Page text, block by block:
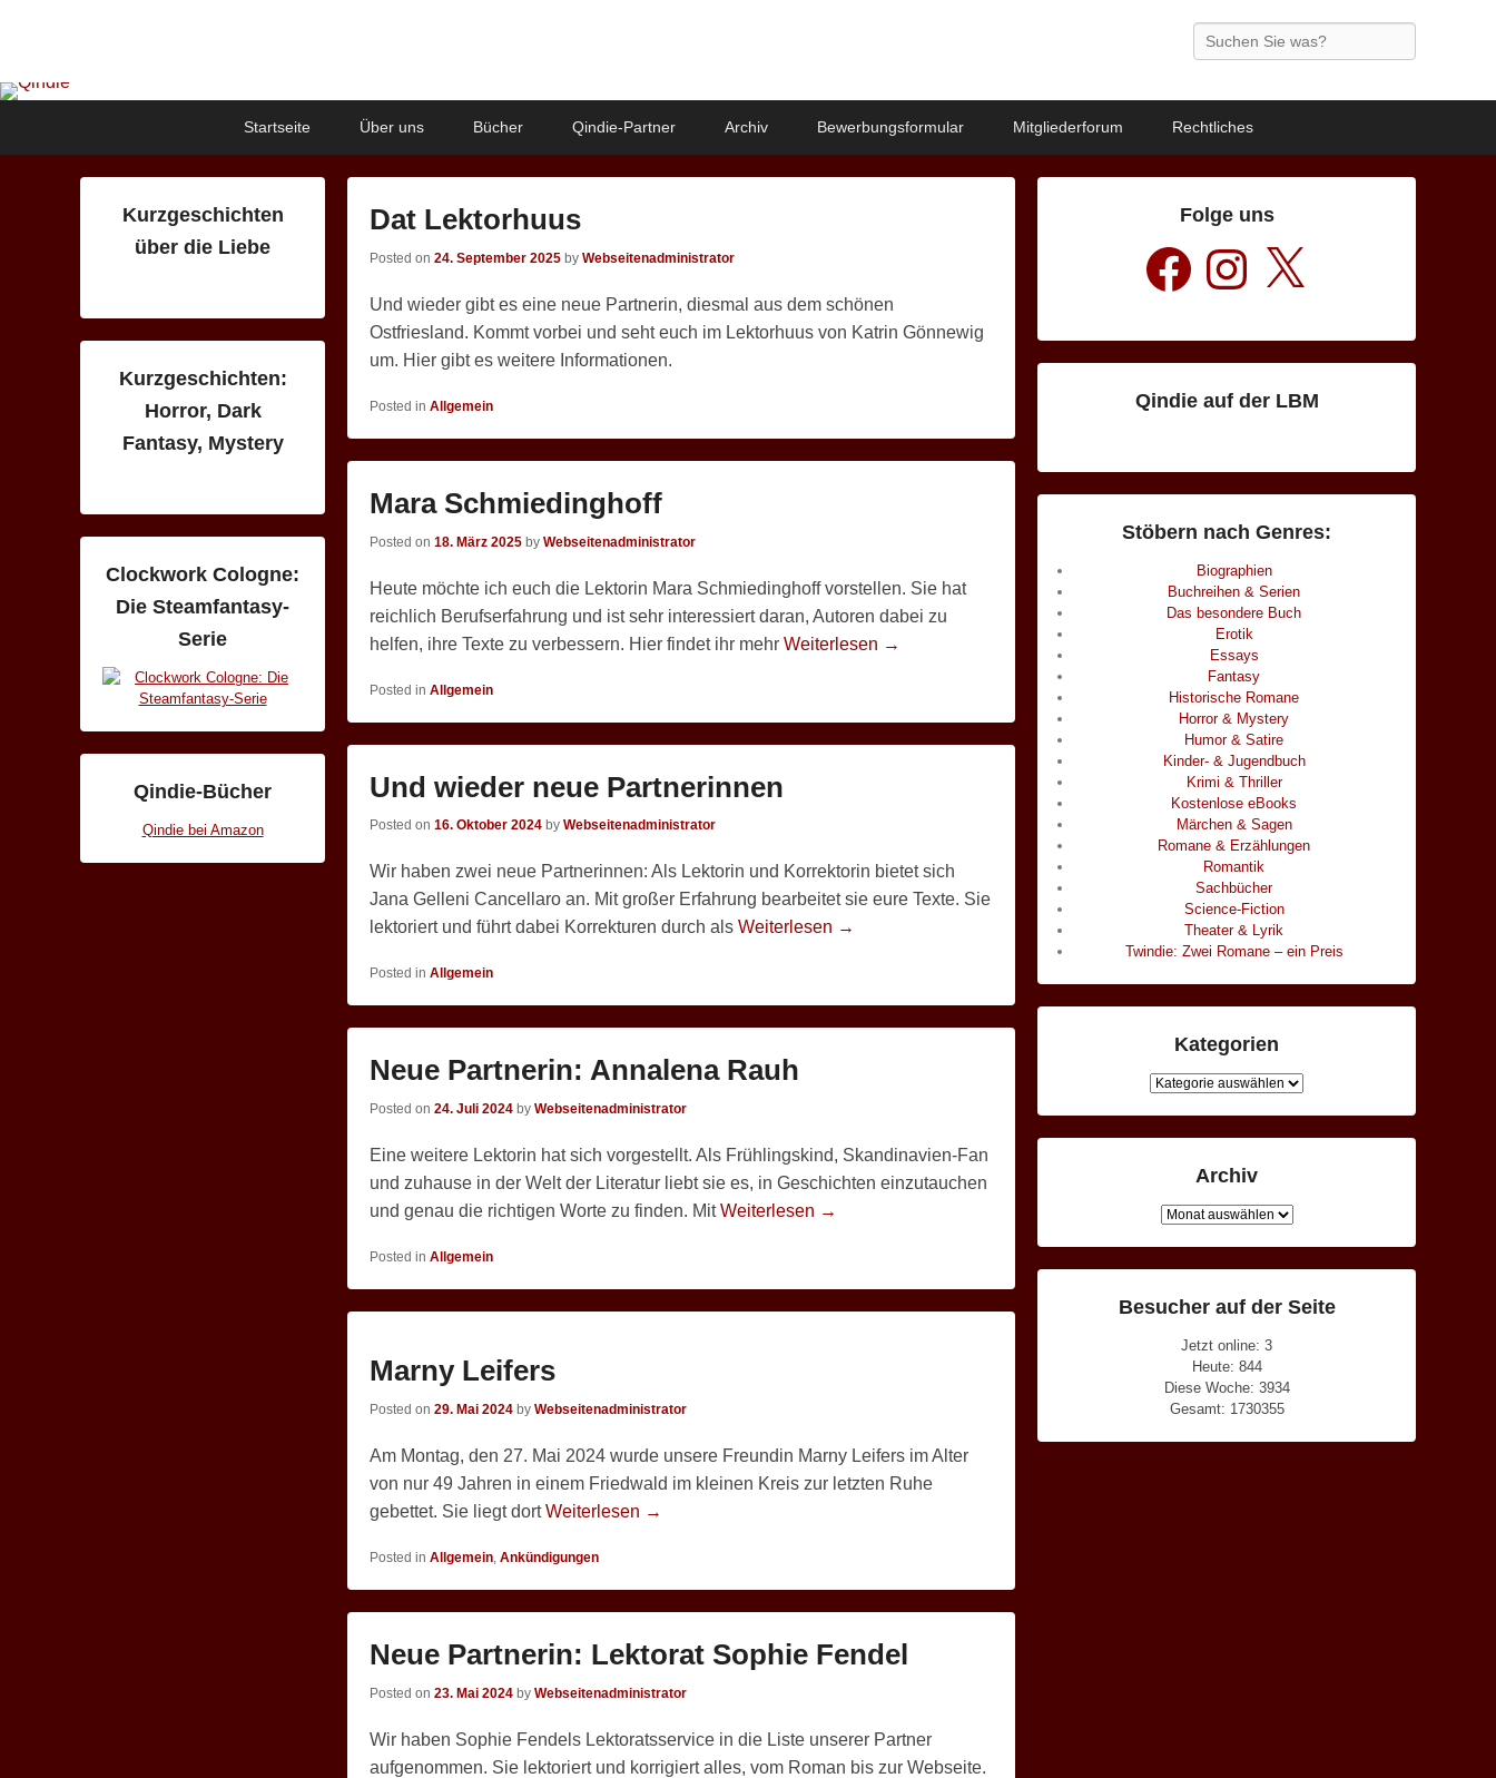
Search
Startseite Über uns Bücher Qindie-Partner Archiv Bewerbungsformular Mitgliederforum Rechtliches
Dat Lektorhuus
Posted on 24. September 2025 by Webseitenadministrator
Und wieder gibt es eine neue Partnerin, diesmal aus dem schönen
Ostfriesland. Kommt vorbei und seht euch im Lektorhuus von Katrin Gönnewig
um. Hier gibt es weitere Informationen.
Posted in Allgemein
Mara Schmiedinghoff
Posted on 18. März 2025 by Webseitenadministrator
Heute möchte ich euch die Lektorin Mara Schmiedinghoff vorstellen. Sie hat
reichlich Berufserfahrung und ist sehr interessiert daran, Autoren dabei zu
helfen, ihre Texte zu verbessern. Hier findet ihr mehr Weiterlesen →
Posted in Allgemein
Und wieder neue Partnerinnen
Posted on 16. Oktober 2024 by Webseitenadministrator
Wir haben zwei neue Partnerinnen: Als Lektorin und Korrektorin bietet sich
Jana Gelleni Cancellaro an. Mit großer Erfahrung bearbeitet sie eure Texte. Sie
lektoriert und führt dabei Korrekturen durch als Weiterlesen →
Posted in Allgemein
Neue Partnerin: Annalena Rauh
Posted on 24. Juli 2024 by Webseitenadministrator
Eine weitere Lektorin hat sich vorgestellt. Als Frühlingskind, Skandinavien-Fan
und zuhause in der Welt der Literatur liebt sie es, in Geschichten einzutauchen
und genau die richtigen Worte zu finden. MitWeiterlesen →
Posted in Allgemein
Marny Leifers
Posted on 29. Mai 2024 by Webseitenadministrator
Am Montag, den 27. Mai 2024 wurde unsere Freundin Marny Leifers im Alter
von nur 49 Jahren in einem Friedwald im kleinen Kreis zur letzten Ruhe
gebettet. Sie liegt dortWeiterlesen →
Posted in Allgemein, Ankündigungen
Neue Partnerin: Lektorat Sophie Fendel
Posted on 23. Mai 2024 by Webseitenadministrator
Wir haben Sophie Fendels Lektoratsservice in die Liste unserer Partner
aufgenommen. Sie lektoriert und korrigiert alles, vom Roman bis zur Webseite.
Folge uns
Facebook Instagram
Qindie auf der LBM
Stöbern nach Genres:
Biographien
Buchreihen & Serien
Das besondere Buch
Erotik
Essays
Fantasy
Historische Romane
Horror & Mystery
Humor & Satire
Kinder- & Jugendbuch
Krimi & Thriller
Kostenlose eBooks
Märchen & Sagen
Romane & Erzählungen
Romantik
Sachbücher
Science-Fiction
Theater & Lyrik
Twindie: Zwei Romane – ein Preis
Kategorien
Kategorien
Archiv
Archiv
Besucher auf der Seite
Jetzt online: 3
Heute: 844
Diese Woche: 3934
Gesamt: 1730355
Kurzgeschichten
über die Liebe
Kurzgeschichten:
Horror, Dark
Fantasy, Mystery
Clockwork Cologne:
Die Steamfantasy-
Serie
Qindie-Bücher
Qindie bei Amazon